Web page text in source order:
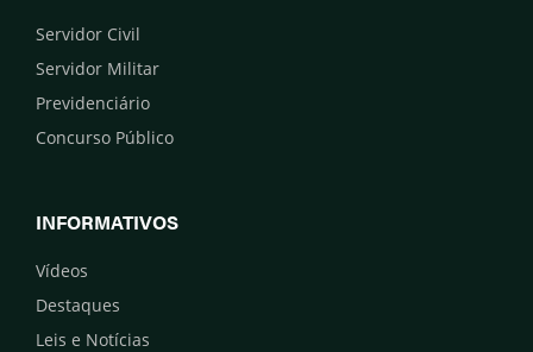
Servidor Civil
Servidor Militar
Previdenciário
Concurso Público
INFORMATIVOS
Vídeos
Destaques
Leis e Notícias